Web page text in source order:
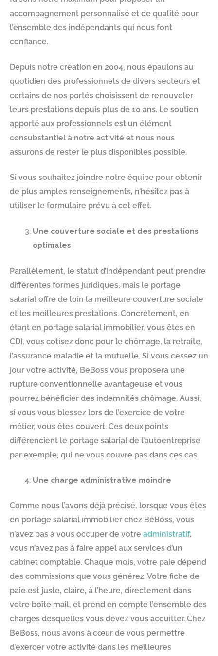
accompagnement personnalisé et de qualité pour
l’ensemble des indépendants qui nous font
confiance.
Depuis notre création en 2004, nous épaulons au
quotidien des professionnels de divers secteurs et
certains de nos portés choisissent de renouveler
leurs prestations depuis plus de 10 ans. Le soutien
apporté aux professionnels est un élément
consubstantiel à notre activité et nous nous
assurons de rester le plus disponibles possible.
Si vous souhaitez joindre notre équipe pour obtenir
de plus amples renseignements, n’hésitez pas à
utiliser le formulaire prévu à cet effet.
Une couverture sociale et des prestations
optimales
Parallèlement, le statut d’indépendant peut prendre
différentes formes juridiques, mais le portage
salarial offre de loin la meilleure couverture sociale
et les meilleures prestations. Concrètement, en
étant en portage salarial immobilier, vous êtes en
CDI, vous cotisez donc pour le chômage, la retraite,
l’assurance maladie et la mutuelle. Si vous cessez un
jour votre activité, BeBoss vous proposera une
rupture conventionnelle avantageuse et vous
pourrez bénéficier des indemnités chômage. Aussi,
si vous vous blessez lors de l’exercice de votre
métier, vous êtes couvert. Ces deux points
différencient le portage salarial de l’autoentreprise
par exemple, qui ne vous couvre pas dans ces cas.
Une charge administrative moindre
Comme nous l’avons déjà précisé, lorsque vous êtes
en portage salarial immobilier chez BeBoss, vous
n’avez pas à vous occuper de votre administratif,
vous n’avez pas à faire appel aux services d’un
cabinet comptable. Chaque mois, votre paie dépend
des commissions que vous générez. Votre fiche de
paie est juste, claire, à l’heure, directement dans
votre boîte mail, et prend en compte l’ensemble des
charges desquelles vous devez vous acquitter. Chez
BeBoss, nous avons à cœur de vous permettre
d’exercer votre activité dans les meilleures